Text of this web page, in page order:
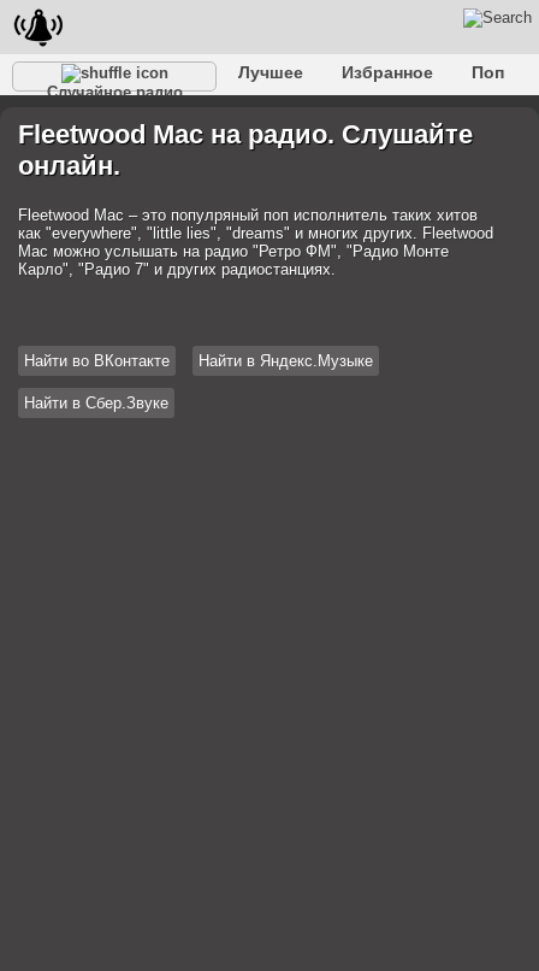
Случайное радио
Лучшее Избранное
Поп
Разговорное
Рэп Транс Дип-хаус
Фолк
Джаз
Детское
Fleetwood Mac на радио. Слушайте
онлайн.
Fleetwood Mac – это популряный поп исполнитель таких хитов
как "everywhere", "little lies", "dreams" и многих других. Fleetwood
Mac можно услышать на радио "Ретро ФМ", "Радио Монте
Карло", "Радио 7" и других радиостанциях.
Найти во ВКонтакте Найти в Яндекс.Музыке
Найти в Сбер.Звуке